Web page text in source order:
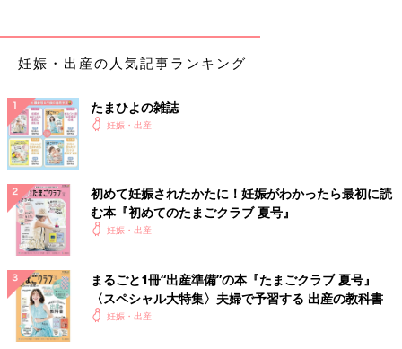
妊娠・出産の人気記事ランキング
たまひよの雑誌
妊娠・出産
初めて妊娠されたかたに！妊娠がわかったら最初に読
む本『初めてのたまごクラブ 夏号』
妊娠・出産
まるごと1冊“出産準備”の本『たまごクラブ 夏号』
〈スペシャル大特集〉夫婦で予習する 出産の教科書
妊娠・出産